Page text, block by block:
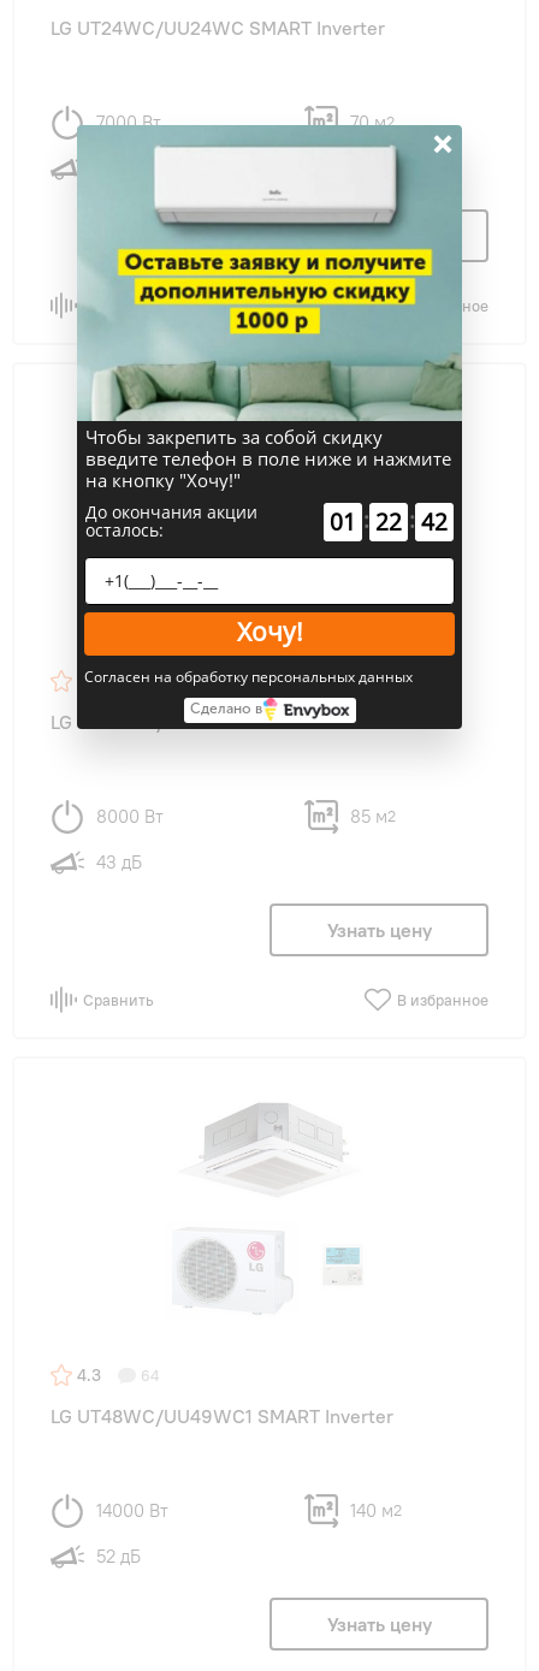
LG UT24WC/UU24WC SMART Inverter
7000 Вт 70 м2
Узнать цену
Сравнить В избранное
4.3 60
LG UT30WC/UU30WC SMART Inverter
8000 Вт 85 м2
43 дБ
Узнать цену
Сравнить В избранное
4.3 64
LG UT48WC/UU49WC1 SMART Inverter
14000 Вт 140 м2
52 дБ
Узнать цену
×
Чтобы закрепить за собой скидку
введите телефон в поле ниже и нажмите
на кнопку "Хочу!"
До окончания акции
осталось: 01 : 22 : 41
Хочу!
Согласен на обработку персональных данных
Сделано в